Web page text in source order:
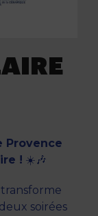
Provence
! ☀️🎶
transforme
soirées